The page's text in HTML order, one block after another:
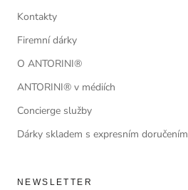
Kontakty
Firemní dárky
O ANTORINI®
ANTORINI® v médiích
Concierge služby
Dárky skladem s expresním doručením
NEWSLETTER